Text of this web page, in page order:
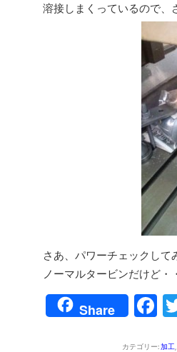
溶接しまくっているので、
さあ、パワーチェックして
ノーマルタービンだけど・
Share
カテゴリー:加工,